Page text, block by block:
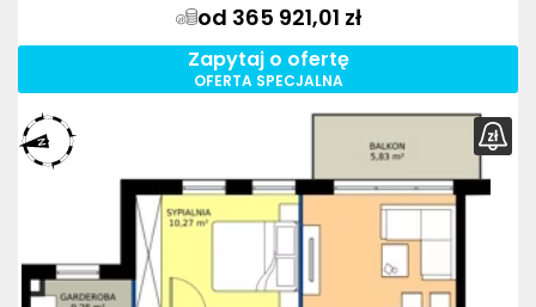
od 365 921,01 zł
Zapytaj o ofertę
OFERTA SPECJALNA